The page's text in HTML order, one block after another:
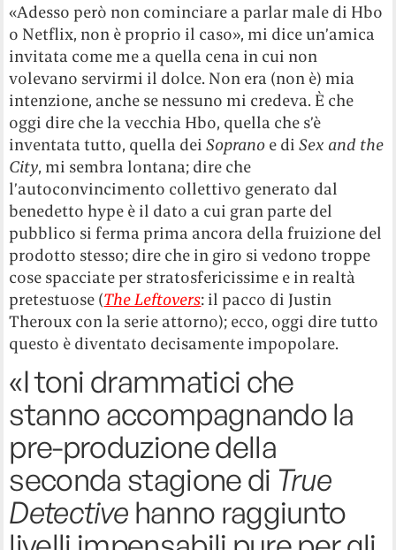
«Adesso però non cominciare a parlar male di Hbo
o Netflix, non è proprio il caso», mi dice un’amica
invitata come me a quella cena in cui non
volevano servirmi il dolce. Non era (non è) mia
intenzione, anche se nessuno mi credeva. È che
oggi dire che la vecchia Hbo, quella che s’è
inventata tutto, quella deiSoprano e diSex and the
City, mi sembra lontana; dire che
l’autoconvincimento collettivo generato dal
benedetto hype è il dato a cui gran parte del
pubblico si ferma prima ancora della fruizione del
prodotto stesso; dire che in giro si vedono troppe
cose spacciate per stratosfericissime e in realtà
pretestuose (The Leftovers: il pacco di Justin
Theroux con la serie attorno); ecco, oggi dire tutto
questo è diventato decisamente impopolare.
«I toni drammatici che
stanno accompagnando la
pre-produzione della
seconda stagione di True
Detective hanno raggiunto